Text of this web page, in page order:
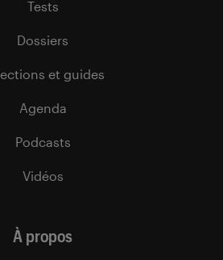
Tests
Dossiers
et guides
Agenda
Podcasts
Vidéos
À propos